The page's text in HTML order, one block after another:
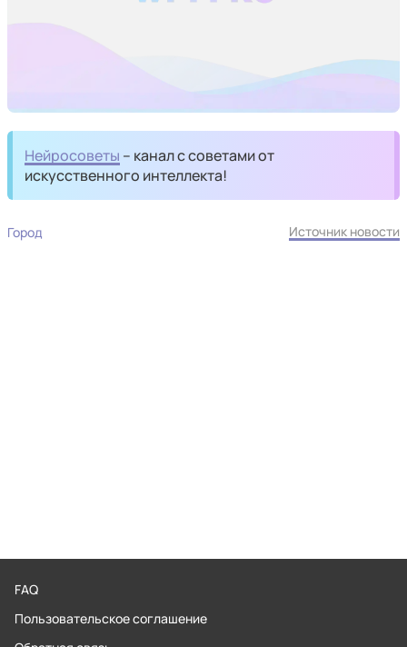
Нейросоветы – канал с советами от
искусственного интеллекта!
Город Источник новости
FAQ
Пользовательское соглашение